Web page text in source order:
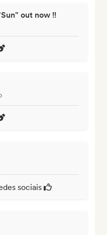
out now !!
sociais